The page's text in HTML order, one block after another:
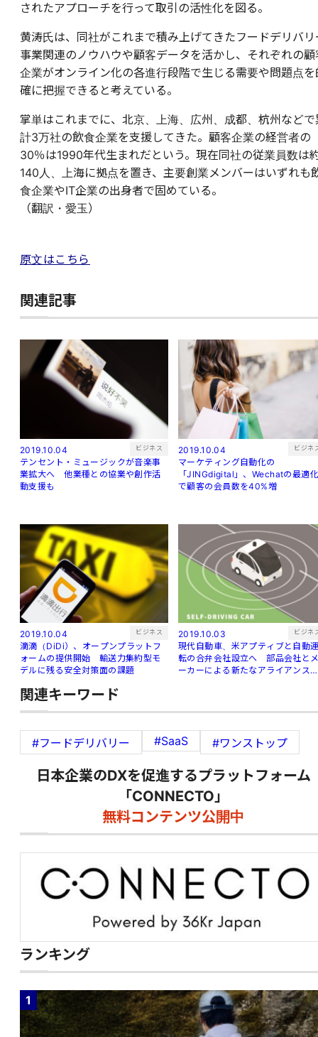
されたアプローチを行って取引の活性化を図る。
黄涛氏は、同社がこれまで積み上げてきたフードデリバリ
事業関連のノウハウや顧客データを活かし、それぞれの顧
企業がオンライン化の各進行段階で生じる需要や問題点を
確に把握できると考えている。
掌単はこれまでに、北京、上海、広州、成都、杭州などで
計3万社の飲食企業を支援してきた。顧客企業の経営者の
30％は1990年代生まれだという。現在同社の従業員数は
140人、上海に拠点を置き、主要創業メンバーはいずれも
食企業やIT企業の出身者で固めている。
（翻訳・愛玉）
原文はこちら
関連記事
2019.10.04 ビジネス
テンセント・ミュージックが音楽事
業拡大へ 他業種との協業や創作活
動支援も
2019.10.04 ビジネ
マーケティング自動化の
「JINGdigital」、Wechatの最適
で顧客の会員数を40%増
2019.10.04 ビジネス
滴滴（DiDi）、オープンプラットフ
ォームの提供開始 輸送力集約型モ
デルに残る安全対策面の課題
2019.10.03 ビジネ
現代自動車、米アプティブと自動
転の合弁会社設立へ 部品会社と
ーカーによる新たなアライアンス
関連キーワード
#フードデリバリー #SaaS #ワンストップ
日本企業のDXを促進するプラットフォーム
「CONNECTO」
無料コンテンツ公開中
ランキング
1